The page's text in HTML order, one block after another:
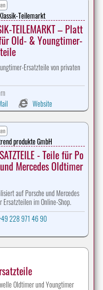
Teilemarkt
TEILEMARKT – Platt
Old- & Youngtimer-
Ersatzteile von privaten
Website
produkte GmbH
- Teile für Po
Mercedes Oldtimer
auf Porsche und Mercedes
im Online-Shop.
228 971 46 90
Oldtimer und Youngtimer